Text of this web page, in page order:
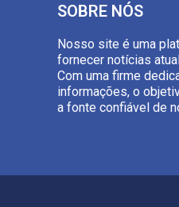
SOBRE NÓS
Nosso site é uma
fornecer notícias
Com uma firme
informações, o
a fonte confiável de